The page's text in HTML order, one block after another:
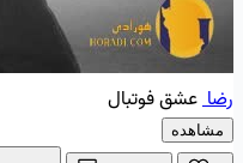
رضاعشق فوتبال
مشاهده